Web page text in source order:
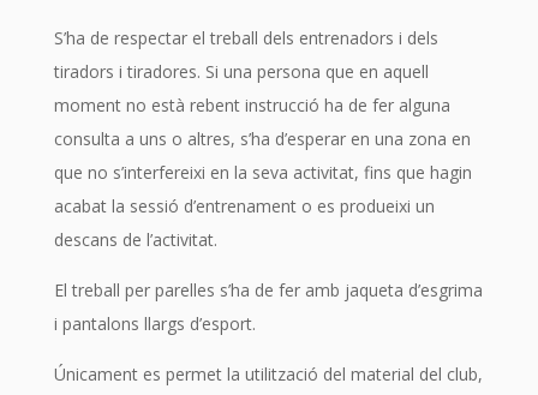
S’ha de respectar el treball dels entrenadors i dels
tiradors i tiradores. Si una persona que en aquell
moment no està rebent instrucció ha de fer alguna
consulta a uns o altres, s’ha d’esperar en una zona en
que no s’interfereixi en la seva activitat, fins que hagin
acabat la sessió d’entrenament o es produeixi un
descans de l’activitat.
El treball per parelles s’ha de fer amb jaqueta d’esgrima
i pantalons llargs d’esport.
Únicament es permet la utilització del material del club,